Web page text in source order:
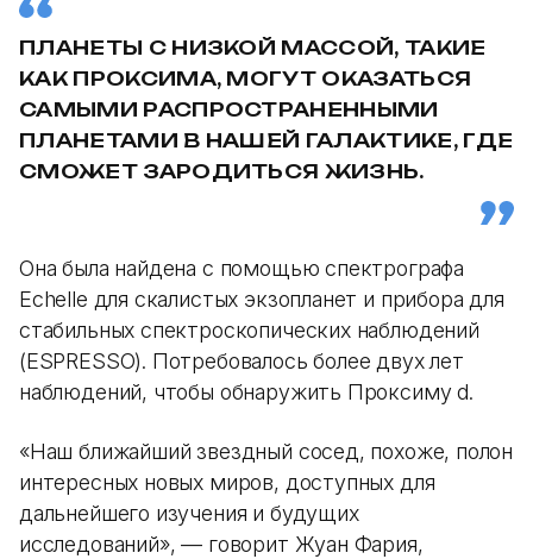
ПЛАНЕТЫ С НИЗКОЙ МАССОЙ, ТАКИЕ
КАК ПРОКСИМА, МОГУТ ОКАЗАТЬСЯ
САМЫМИ РАСПРОСТРАНЕННЫМИ
ПЛАНЕТАМИ В НАШЕЙ ГАЛАКТИКЕ, ГДЕ
СМОЖЕТ ЗАРОДИТЬСЯ ЖИЗНЬ.
Она была найдена с помощью спектрографа
Echelle для скалистых экзопланет и прибора для
стабильных спектроскопических наблюдений
(ESPRESSO). Потребовалось более двух лет
наблюдений, чтобы обнаружить Проксиму d.
«Наш ближайший звездный сосед, похоже, полон
интересных новых миров, доступных для
дальнейшего изучения и будущих
исследований», — говорит Жуан Фария,